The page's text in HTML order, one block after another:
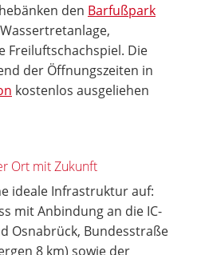
den Barfußpark
Freiluftschachspiel. Die
der Öffnungszeiten in
kostenlos ausgeliehen
Ort mit Zukunft
ideale Infrastruktur auf:
mit Anbindung an die IC-
Osnabrück, Bundesstraße
8 km) sowie der